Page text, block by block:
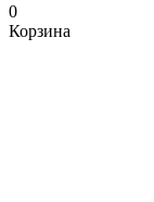
0
Корзина